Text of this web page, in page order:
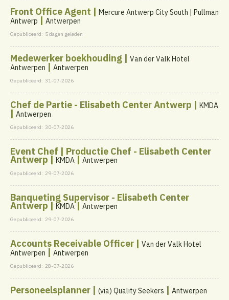
Front Office Agent | Mercure Antwerp City South | Pullman
Antwerp | Antwerpen
Gepubliceerd: 5 dagen geleden
Medewerker boekhouding | Van der Valk Hotel
Antwerpen | Antwerpen
Gepubliceerd: 31-07-2026
Chef de Partie - Elisabeth Center Antwerp | KMDA
| Antwerpen
Gepubliceerd: 30-07-2026
Event Chef | Productie Chef - Elisabeth Center
Antwerp | KMDA | Antwerpen
Gepubliceerd: 29-07-2026
Banqueting Supervisor - Elisabeth Center
Antwerp | KMDA| Antwerpen
Gepubliceerd: 29-07-2026
Accounts Receivable Officer | Van der Valk Hotel
Antwerpen | Antwerpen
Gepubliceerd: 28-07-2026
Personeelsplanner | (via) Quality Seekers | Antwerpen